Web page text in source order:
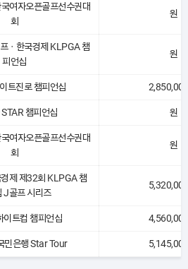
여자오픈골프선수권대
회
원
ㆍ한국경제 KLPGA 챔
피언십
원
트진로 챔피언십
챔피언십 원
여자오픈골프선수권대
회
원
제 제32회 KLPGA 챔
J골프 시리즈
이트컵 챔피언십
민은행 Star Tour